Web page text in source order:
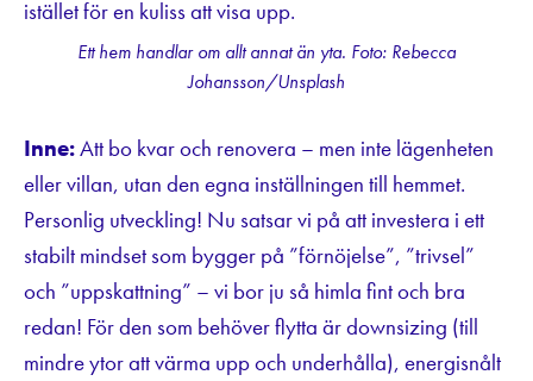
Ett hem handlar om allt annat än yta. Foto: Rebecca
Johansson/Unsplash
Inne:Att bo kvar och renovera – men inte lägenheten
eller villan, utan den egna inställningen till hemmet.
Personlig utveckling! Nu satsar vi på att investera i ett
stabilt mindset som bygger på ”förnöjelse”, ”trivsel”
och ”uppskattning” – vi bor ju så himla fint och bra
redan! För den som behöver flytta är downsizing (till
mindre ytor att värma upp och underhålla), energisnålt